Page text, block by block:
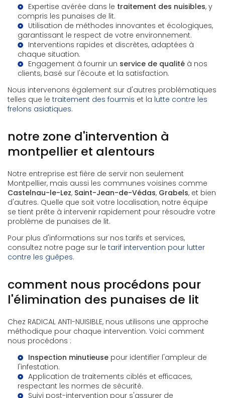
Expertise avérée dans le traitement des nuisibles, y
compris les punaises de lit.
Utilisation de méthodes innovantes et écologiques,
garantissant le respect de votre environnement.
Interventions rapides et discrètes, adaptées à
chaque situation.
Engagement à fournir un service de qualité à nos
clients, basé sur l'écoute et la satisfaction.
Nous intervenons également sur d'autres problématiques
telles que le traitement des fourmis et la lutte contre les
frelons asiatiques.
notre zone d'intervention à
montpellier et alentours
Notre entreprise est fière de servir non seulement
Montpellier, mais aussi les communes voisines comme
Castelnau-le-Lez, Saint-Jean-de-Védas, Grabels, et bien
d'autres. Quelle que soit votre localisation, notre équipe
se tient prête à intervenir rapidement pour résoudre votre
problème de punaises de lit.
Pour plus d'informations sur nos tarifs et services,
consultez notre page sur le tarif intervention pour lutter
contre les guêpes.
comment nous procédons pour
l'élimination des punaises de lit
Chez RADICAL ANTI-NUISIBLE, nous utilisons une approche
méthodique pour chaque intervention. Voici comment
nous procédons :
Inspection minutieuse pour identifier l'ampleur de
l'infestation.
Application de traitements ciblés et efficaces,
respectant les normes de sécurité.
Suivi post-intervention pour s'assurer de